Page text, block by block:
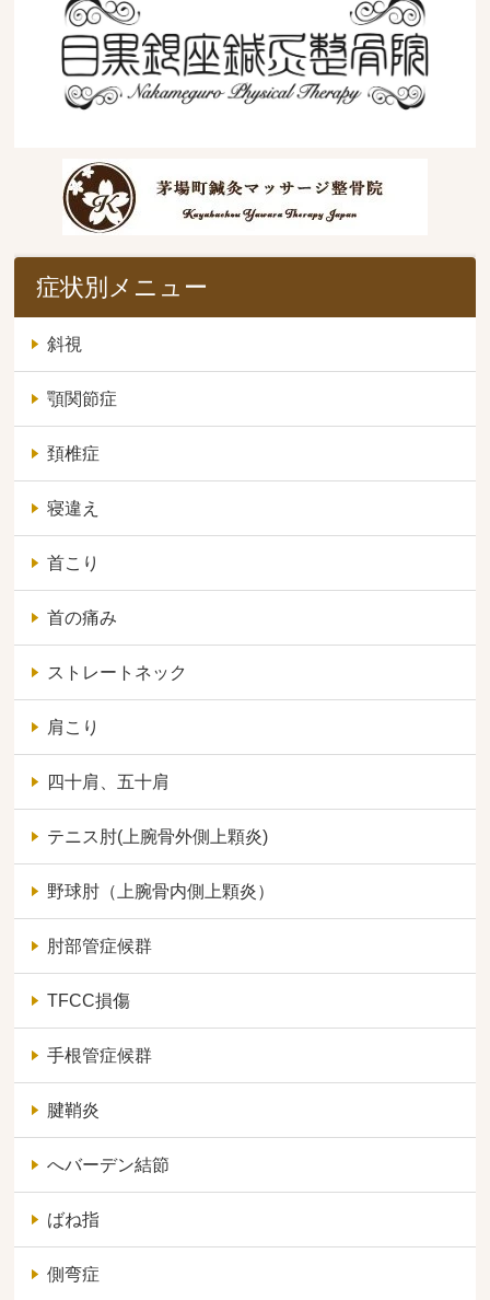
症状別メニュー
斜視
顎関節症
頚椎症
寝違え
首こり
首の痛み
ストレートネック
肩こり
四十肩、五十肩
テニス肘(上腕骨外側上顆炎)
野球肘（上腕骨内側上顆炎）
肘部管症候群
TFCC損傷
手根管症候群
腱鞘炎
へバーデン結節
ばね指
側弯症